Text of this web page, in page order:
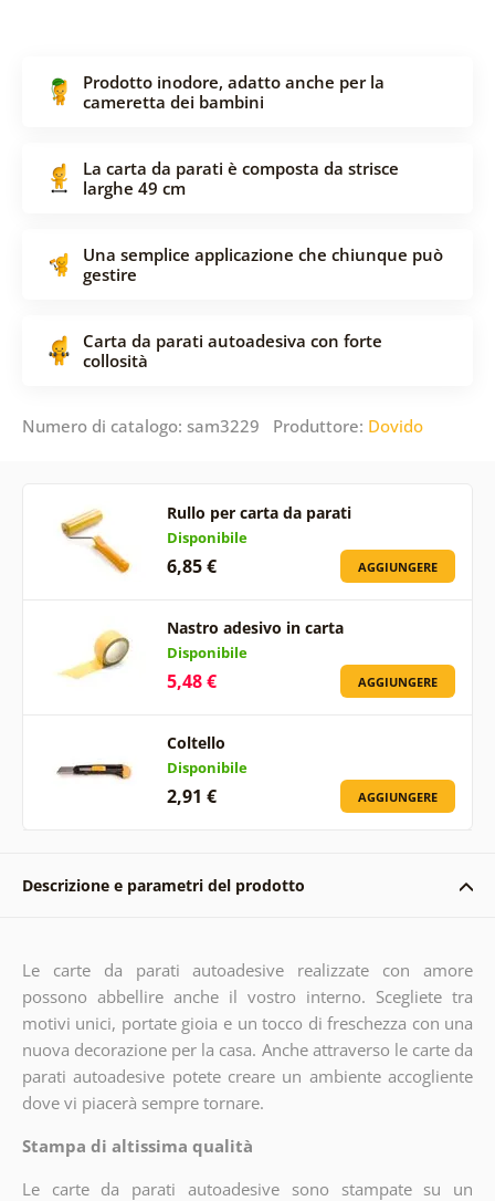
Prodotto inodore, adatto anche per la
cameretta dei bambini
La carta da parati è composta da strisce
larghe 49 cm
Una semplice applicazione che chiunque può
gestire
Carta da parati autoadesiva con forte
collosità
Numero di catalogo: sam3229 Produttore: Dovido
Rullo per carta da parati
Disponibile
6,85 € AGGIUNGERE
Nastro adesivo in carta
Disponibile
5,48 € AGGIUNGERE
Coltello
Disponibile
2,91 € AGGIUNGERE
Descrizione e parametri del prodotto
Le carte da parati autoadesive realizzate con amore
possono abbellire anche il vostro interno. Scegliete tra
motivi unici, portate gioia e un tocco di freschezza con una
nuova decorazione per la casa. Anche attraverso le carte da
parati autoadesive potete creare un ambiente accogliente
dove vi piacerà sempre tornare.
Stampa di altissima qualità
Le carte da parati autoadesive sono stampate su un